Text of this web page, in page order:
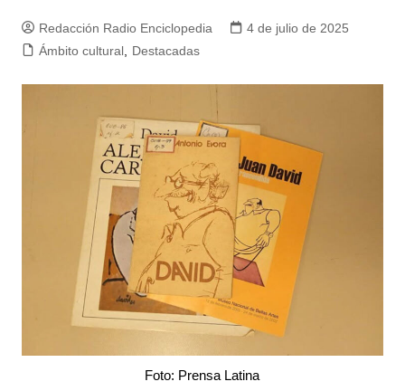
Redacción Radio Enciclopedia
4 de julio de 2025
Ámbito cultural, Destacadas
Foto: Prensa Latina